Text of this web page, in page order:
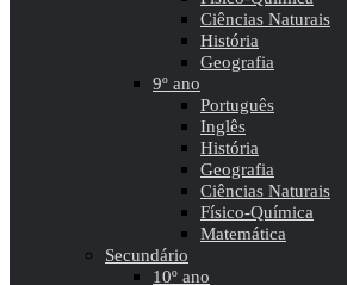
Ciências Naturais
História
Geografia
9º ano
Português
Inglês
História
Geografia
Ciências Naturais
Físico-Química
Matemática
Secundário
10º ano